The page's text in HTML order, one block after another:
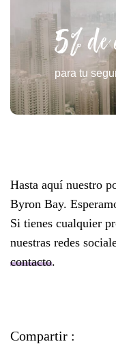
5%
para tu
Hasta aquí nuestro
Byron Bay.
Si tienes cualquier
nuestras redes
contacto.
Compartir :